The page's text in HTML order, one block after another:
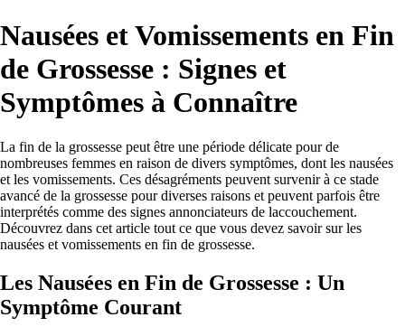
Nausées et Vomissements en Fin
de Grossesse : Signes et
Symptômes à Connaître
La fin de la grossesse peut être une période délicate pour de
nombreuses femmes en raison de divers symptômes, dont les nausées
et les vomissements. Ces désagréments peuvent survenir à ce stade
avancé de la grossesse pour diverses raisons et peuvent parfois être
interprétés comme des signes annonciateurs de laccouchement.
Découvrez dans cet article tout ce que vous devez savoir sur les
nausées et vomissements en fin de grossesse.
Les Nausées en Fin de Grossesse : Un
Symptôme Courant